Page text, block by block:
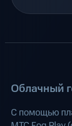
Облачный
С помощью